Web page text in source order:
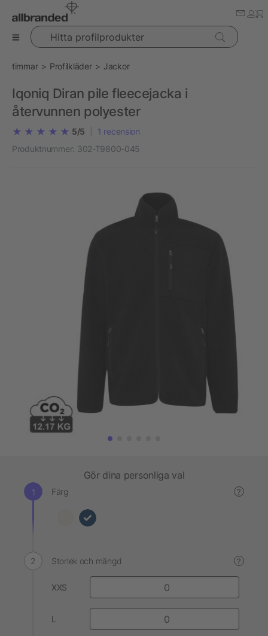
Hitta profilprodukter
timmar Profilkläder Jackor
Iqoniq Diran pile fleecejacka i
återvunnen polyester
5/5 1 recension
Produktnummer: 302-T9800-045
Gör dina personliga val
Färg ?
Storlek och mängd ?
XXS
L